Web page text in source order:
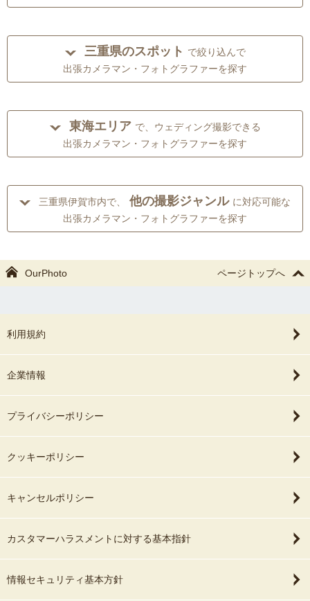
三重県のスポット で絞り込んで
出張カメラマン・フォトグラファーを探す
東海エリア で、ウェディング撮影できる
出張カメラマン・フォトグラファーを探す
三重県伊賀市内で、 他の撮影ジャンル に対応可能な
出張カメラマン・フォトグラファーを探す
OurPhoto ページトップへ
利用規約
企業情報
プライバシーポリシー
クッキーポリシー
キャンセルポリシー
カスタマーハラスメントに対する基本指針
情報セキュリティ基本方針